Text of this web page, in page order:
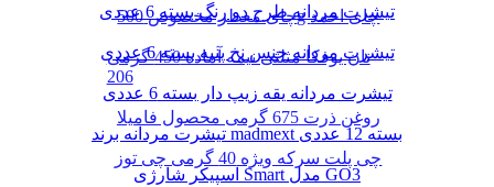
چای معطر مخصوص 500g چای احمد
نان یوفکا مثلثی نیمه آماده 450 گرمی
206
روغن ذرت 675 گرمی محصول فامیلا
چی پلت سرکه ویژه 40 گرمی چی توز
تیشرت مردانه طرح دو رنگ بسته 6 عددی
تیشرت مردانه جنس نخ پنبه بسته 6 عددی
تیشرت مردانه یقه زیپ دار بسته 6 عددی
تیشرت مردانه برند madmext بسته 12 عددی
اسپیکر شارژی Smart مدل GO3